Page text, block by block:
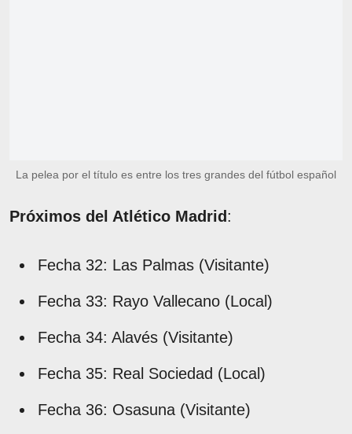
La pelea por el título es entre los tres grandes del fútbol español
Próximos del Atlético Madrid :
Fecha 32: Las Palmas (Visitante)
Fecha 33: Rayo Vallecano (Local)
Fecha 34: Alavés (Visitante)
Fecha 35: Real Sociedad (Local)
Fecha 36: Osasuna (Visitante)